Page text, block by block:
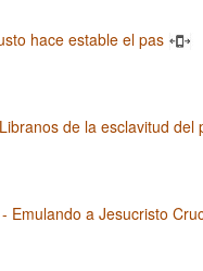
hace estable el pas
de la esclavitud del
Emulando a Jesucristo